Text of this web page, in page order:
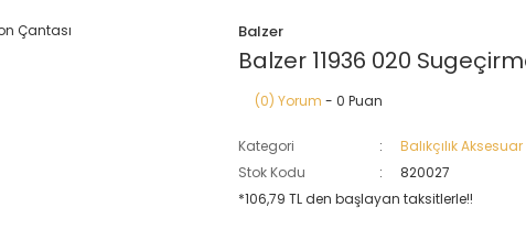
Balzer
Balzer 11936 020
(0) Yorum - 0 Puan
Kategori
Balıkçılık Aksesuar
Stok Kodu
820027
*106,79 TL den başlayan taksitlerle!!